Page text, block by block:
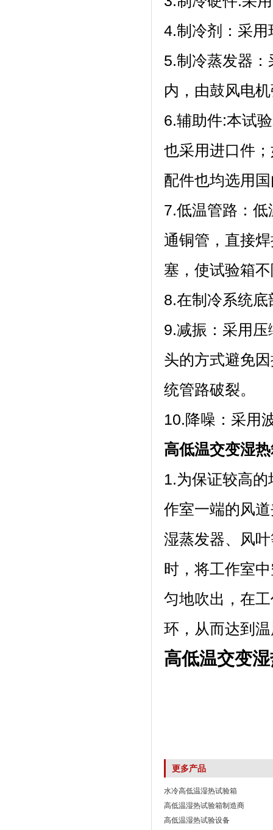
4.制冷剂
5.制冷蒸发器
内，由鼓风电机
6.辅助件:本试验
也采用进口件；
配件也均选用国
7.低温管路：
通铜管，直接
塞，使试验
8.在制冷系统底部
9.减振：采
头的方式避免因
统管路破裂。
10.降噪：采
高低温交变湿
1.为保证较高的
作室一端的风道夹
湿蒸发器、风
时，将工作室
匀地吹出，
环，从而达到
高低温交变
更多产品
水冷高低温湿热试验箱
高低温湿热试验箱制造商
高低温湿热试验设备